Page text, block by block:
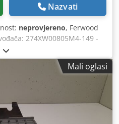
Nazvati
neprovjereno, Ferwood
274XW00805M4-149 -
Nije testirano -
BP120 - BHC 350/550 - Ako
remonta, kontaktirajte
Mali oglasi